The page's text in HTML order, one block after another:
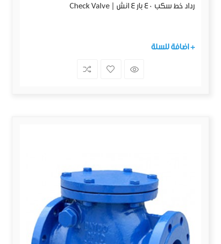
رداد خط سكب 40 بار 4 انش | Check Valve
+ اضافة للسلة